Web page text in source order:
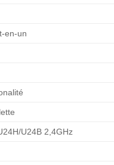
€.
en-un
U24B 2,4GHz